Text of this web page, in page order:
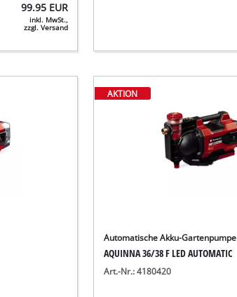
99.95 EUR
inkl. MwSt.,
zzgl. Versand
AKTION
Automatische Akku-Gartenpumpe
AQUINNA 36/38 F LED AUTOMATIC
Art.-Nr.: 4180420